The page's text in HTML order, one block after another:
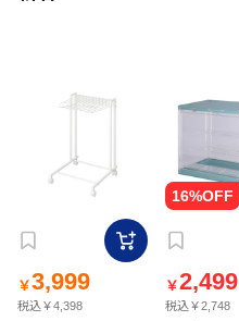
￥3,999
税込￥4,398
￥2,499
税込￥2,748